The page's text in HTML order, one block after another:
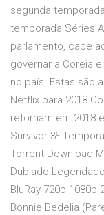
segunda
temporada Séries
parlamento, cabe
governar a Coreia
no país. Estas são
Netflix para 2018
retornam em 2018
Survivor 3ª
Torrent Download
Dublado
BluRay 720p 1080p
Bonnie Bedelia